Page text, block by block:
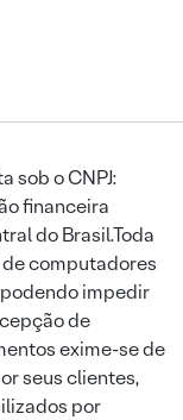
sob o CNPJ:
financeira
do Brasil.Toda
computadores
impedir
de
exime-se de
seus clientes,
por